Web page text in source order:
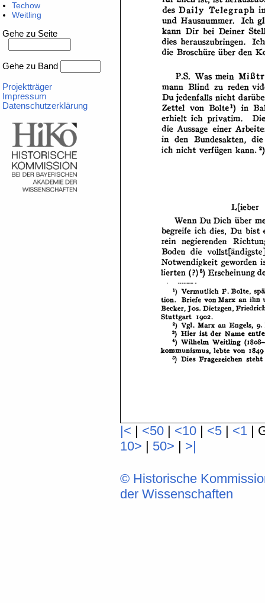
Techow
Weitling
Gehe zu Seite
Gehe zu Band
Projektträger
Impressum
Datenschutzerklärung
|< | <50| <10| <5| <1 |
10> | 50> | >|
© Historische
der Wissenschaften